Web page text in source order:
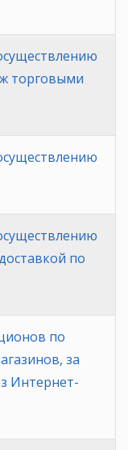
торговыми
по
по
за
Интернет-